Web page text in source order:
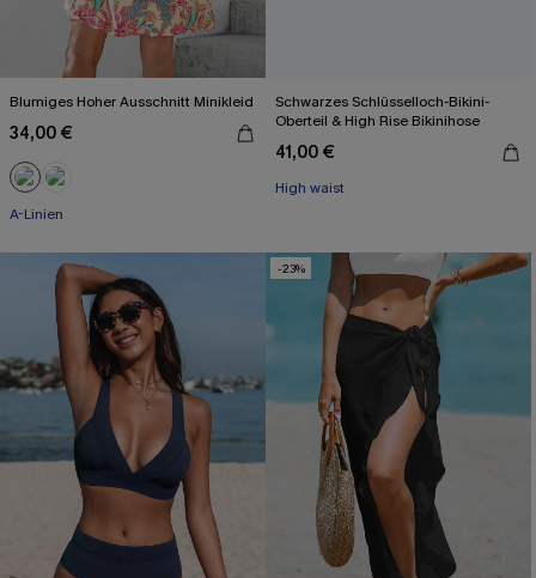
Blumiges Hoher Ausschnitt Minikleid
34,00 €
A-Linien
Schwarzes Schlüsselloch-Bikini-
Oberteil & High Rise Bikinihose
41,00 €
High waist
-23%